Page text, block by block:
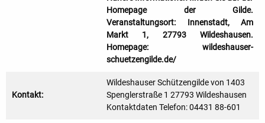
Homepage der Gilde.
Veranstaltungsort: Innenstadt, Am
Markt 1, 27793 Wildeshausen.
Homepage: wildeshauser-
schuetzengilde.de/
Kontakt:
Wildeshauser Schützengilde von 1403
Spenglerstraße 1 27793 Wildeshausen
Kontaktdaten Telefon: 04431 88-601